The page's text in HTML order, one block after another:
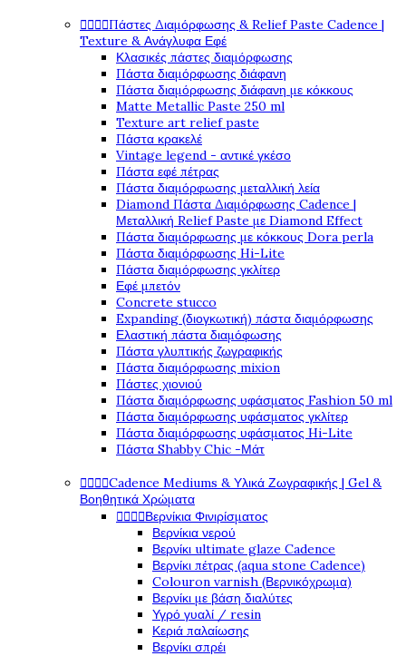
   Πάστες Διαμόρφωσης & Relief Paste Cadence |
Texture & Ανάγλυφα Εφέ
Κλασικές πάστες διαμόρφωσης
Πάστα διαμόρφωσης διάφανη
Πάστα διαμόρφωσης διάφανη με κόκκους
Matte Metallic Paste 250 ml
Texture art relief paste
Πάστα κρακελέ
Vintage legend - αντικέ γκέσο
Πάστα εφέ πέτρας
Πάστα διαμόρφωσης μεταλλική λεία
Diamond Πάστα Διαμόρφωσης Cadence |
Μεταλλική Relief Paste με Diamond Effect
Πάστα διαμόρφωσης με κόκκους Dora perla
Πάστα διαμόρφωσης Hi-Lite
Πάστα διαμόρφωσης γκλίτερ
Εφέ μπετόν
Concrete stucco
Expanding (διογκωτική) πάστα διαμόρφωσης
Ελαστική πάστα διαμόφωσης
Πάστα γλυπτικής ζωγραφικής
Πάστα διαμόρφωσης mixion
Πάστες χιονιού
Πάστα διαμόρφωσης υφάσματος Fashion 50 ml
Πάστα διαμόρφωσης υφάσματος γκλίτερ
Πάστα διαμόρφωσης υφάσματος Hi-Lite
Πάστα Shabby Chic -Μάτ
   Cadence Mediums & Υλικά Ζωγραφικής | Gel &
Βοηθητικά Χρώματα
   Βερνίκια Φινιρίσματος
Βερνίκια νερού
Βερνίκι ultimate glaze Cadence
Βερνίκι πέτρας (aqua stone Cadence)
Colouron varnish (Βερνικόχρωμα)
Βερνίκι με βάση διαλύτες
Υγρό γυαλί / resin
Κεριά παλαίωσης
Βερνίκι σπρέι